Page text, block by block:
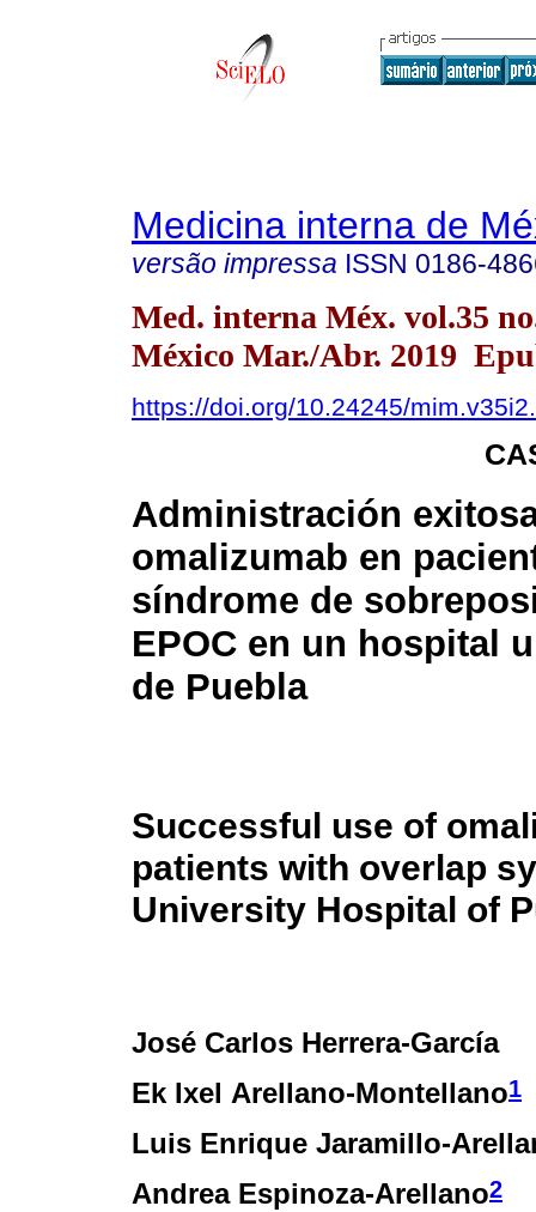
Medicina interna de
versão impressa ISSN 0186-
Med. interna Méx. vol.35
México Mar./Abr. 2019
https://doi.org/10.24245/
Administración
omalizumab en
síndrome de
EPOC en un hospital
de Puebla
Successful use of
patients with overlap
University Hospital of
José Carlos Herrera-García
Ek Ixel Arellano-Montellano1
Luis Enrique Jaramillo-
Andrea Espinoza-Arellano2